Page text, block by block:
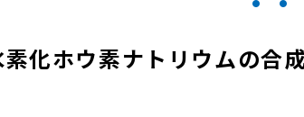
化ホウ素ナトリウムの合